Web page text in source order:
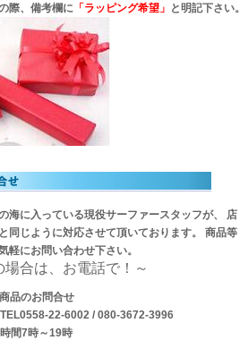
際、備考欄に 「ラッピング希望」 と明記下さい。
海に入っている現役サーファースタッフが、 店
同じように対応させて頂いております。 商品等
軽にお問い合わせ下さい。
場合は、お電話で！～
品のお問合せ
22-6002 / 080-3672-3996
間7時～19時